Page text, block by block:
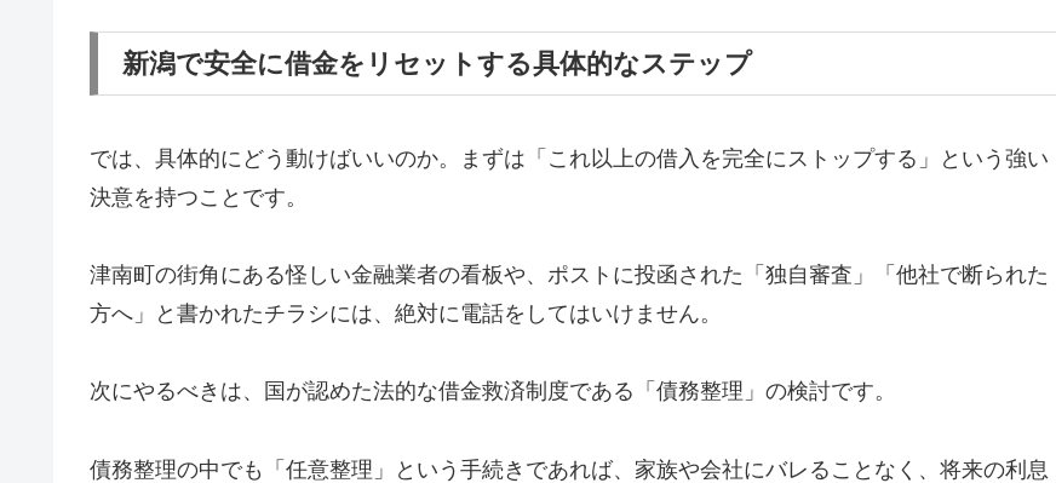
新潟で安全に借金をリセットする具体的なステップ
では、具体的にどう動けばいいのか。まずは「これ以上の借入を完全にストップする」という強い
決意を持つことです。
津南町の街角にある怪しい金融業者の看板や、ポストに投函された「独自審査」「他社で断られた
方へ」と書かれたチラシには、絶対に電話をしてはいけません。
次にやるべきは、国が認めた法的な借金救済制度である「債務整理」の検討です。
債務整理の中でも「任意整理」という手続きであれば、家族や会社にバレることなく、将来の利息